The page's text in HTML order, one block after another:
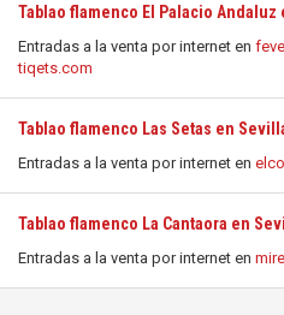
Tablao flamenco El Palacio Andaluz
Entradas a la venta por internet en
tiqets.com
Tablao flamenco Las Setas en
Entradas a la venta por internet en
Tablao flamenco La Cantaora en
Entradas a la venta por internet en